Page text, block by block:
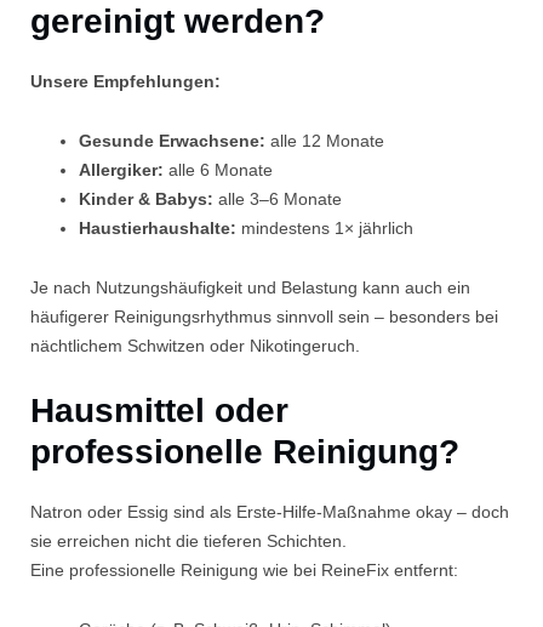
gereinigt werden?
Unsere Empfehlungen:
Gesunde Erwachsene: alle 12 Monate
Allergiker: alle 6 Monate
Kinder & Babys: alle 3–6 Monate
Haustierhaushalte: mindestens 1× jährlich
Je nach Nutzungshäufigkeit und Belastung kann auch ein
häufigerer Reinigungsrhythmus sinnvoll sein – besonders bei
nächtlichem Schwitzen oder Nikotingeruch.
Hausmittel oder
professionelle Reinigung?
Natron oder Essig sind als Erste-Hilfe-Maßnahme okay – doch
sie erreichen nicht die tieferen Schichten.
Eine professionelle Reinigung wie bei ReineFix entfernt: